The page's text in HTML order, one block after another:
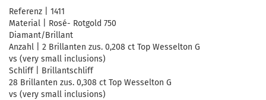
Referenz | 1411
Material | Rosé- Rotgold 750
Diamant/Brillant
Anzahl | 2 Brillanten zus. 0,208 ct Top Wesselton G
vs (very small inclusions)
Schliff | Brillantschliff
28 Brillanten zus. 0,308 ct Top Wesselton G
vs (very small inclusions)